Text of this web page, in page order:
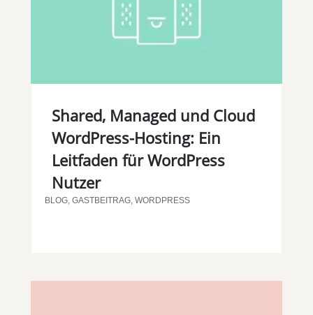
Shared, Managed und Cloud
WordPress-Hosting: Ein
Leitfaden für WordPress
Nutzer
BLOG, GASTBEITRAG, WORDPRESS